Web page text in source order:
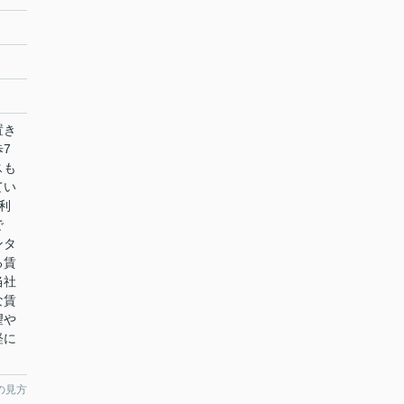
7
い
賃
社
賃
や
見方